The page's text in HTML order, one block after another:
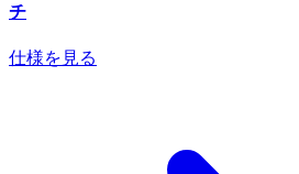
チ
仕様を見る